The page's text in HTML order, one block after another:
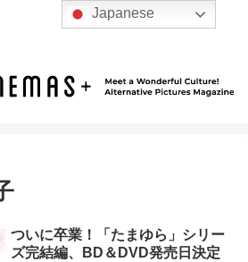
ついに卒業！「たまゆら」シリー
ズ完結編、BD＆DVD発売日決定
Japanese